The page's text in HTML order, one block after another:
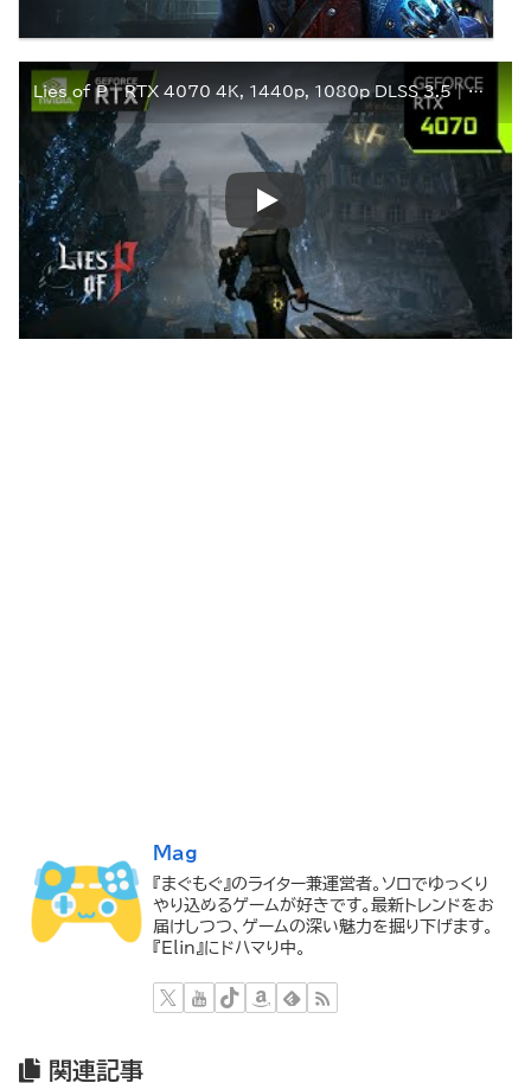
Lies of P | RTX 4070 4K, 1440p, 1080p DLSS 3.5 | Maximum Settings | i7 10700F | PC Performance
Mag
『まぐもぐ』のライター兼運営者。ソロでゆっくり
やり込めるゲームが好きです。最新トレンドをお
届けしつつ、ゲームの深い魅力を掘り下げます。
『Elin』にドハマり中。
関連記事